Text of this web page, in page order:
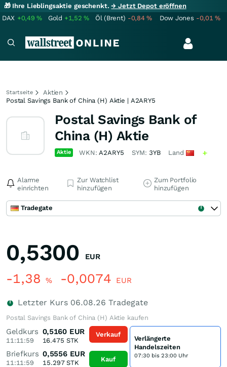
🎁 Ihre Lieblingsaktie geschenkt.→ Jetzt Depot eröffnen
DAX +0,49% Gold +1,52% Öl (Brent) -0,84% Dow Jones -0,01%
Startseite
Aktien
Postal Savings Bank of China (H) Aktie | A2ARY5
Postal Savings Bank of
China (H) Aktie
Aktie WKN:A2ARY5 SYM: 3YB Land
Alarme
einrichten
Zur Watchlist
hinzufügen
Zum Portfolio
hinzufügen
Tradegate
0,5300 EUR
-1,38 % -0,0074 EUR
Letzter Kurs 06.08.26 Tradegate
Postal Savings Bank of China (H) Aktie kaufen
Geldkurs
11:11:59
0,5160 EUR
16.475 STK
Briefkurs
11:11:59
0,5556 EUR
15.297STK
Verkauf
Kauf
Verlängerte
Handelszeiten
07:30 bis 23:00 Uhr